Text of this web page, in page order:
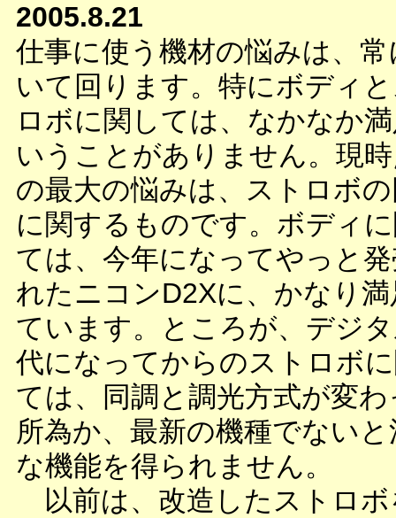
2005.8.21
仕事に使う機材の悩みは、常
いて回ります。特にボディ
ロボに関しては、なかなか
いうことがありません。現
の最大の悩みは、ストロボ
に関するものです。ボディ
ては、今年になってやっと
れたニコンD2Xに、かなり
ています。ところが、デジ
代になってからのストロボ
ては、同調と調光方式が変わ
所為か、最新の機種でないと
な機能を得られません。
以前は、改造したストロボ